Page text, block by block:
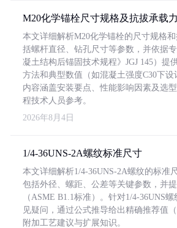
M20化学锚栓尺寸规格及抗拔承载
本文详细解析M20化学锚栓的尺寸规格
括螺杆直径、钻孔尺寸等参数，并依据
凝土结构后锚固技术规程》JGJ 145）提
方法和典型数值（如混凝土强度C30下设
内容涵盖安装要点、性能影响因素及选
程技术人员参考。
2026年8月4日
1/4-36UNS-2A螺纹标准尺寸
本文详细解析1/4-36UNS-2A螺纹的标准
包括外径、螺距、公差等关键参数，并
（ASME B1.1标准）。针对1/4-36UNS
见疑问，通过公式推导给出精确推荐值
附加工艺建议与扩展知识。